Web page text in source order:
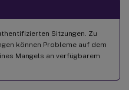
Sitzungen. Zu
können Probleme auf dem
Mangels an verfügbarem